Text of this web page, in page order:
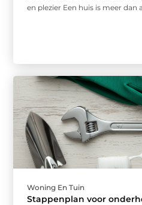
en plezier Een huis is meer dan
Woning En Tuin
Stappenplan voor